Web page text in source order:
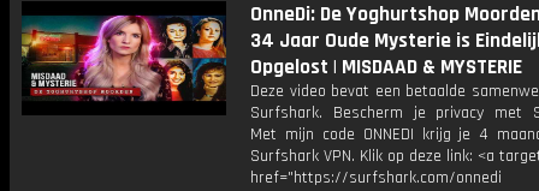
OnneDi: De Yoghurtshop
34 Jaar Oude Mysterie is
Opgelost | MISDAAD & MYSTERIE
Deze video bevat een betaalde
Surfshark. Bescherm je privacy met
Met mijn code ONNEDI krijg je 4
Surfshark VPN. Klik op deze link: <a
href="https://surfshark.com/onnedi